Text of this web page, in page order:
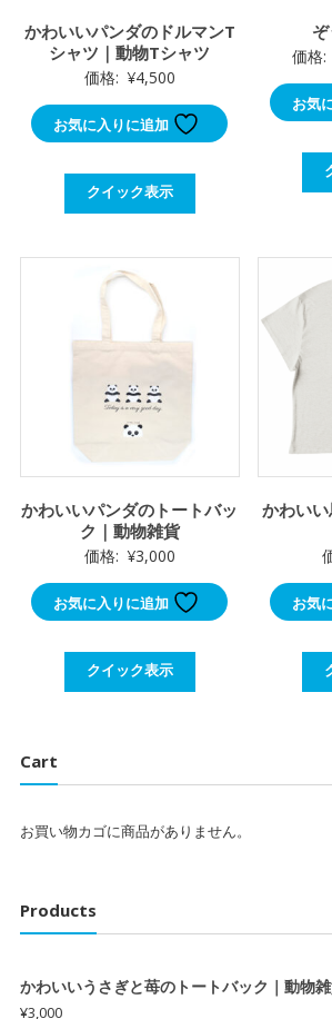
かわいいパンダのドルマンT
シャツ｜動物Tシャツ
価格: ¥4,500
お気に入りに追加
クイック表示
価格:
お気
かわいいパンダのトートバッ
ク｜動物雑貨
価格: ¥3,000
お気に入りに追加
クイック表示
かわい
お気
Cart
お買い物カゴに商品がありません。
Products
かわいいうさぎと苺のトートバック｜動物
¥3,000